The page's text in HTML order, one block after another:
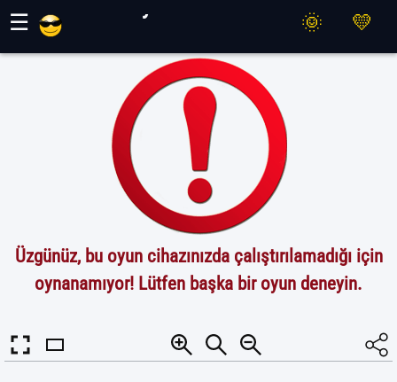
☰
Üzgünüz, bu oyun cihazınızda çalıştırılamadığı için
oynanamıyor! Lütfen başka bir oyun deneyin.